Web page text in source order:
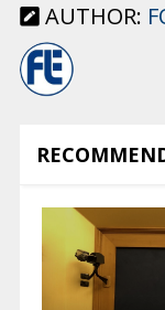
AUTHOR: